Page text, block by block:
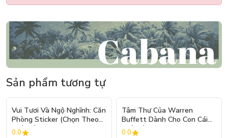
Sản phẩm tương tự
Vui Tươi Và Ngộ Nghĩnh: Căn
Phòng Sticker (Chọn Theo
Chủ Đề) - Hơn 250 Sticker
0.0
Tâm Thư Của Warren
Buffett Dành Cho Con Cái
(Tái Bản 2026)
0.0